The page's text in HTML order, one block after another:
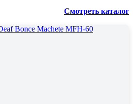
Смотреть каталог